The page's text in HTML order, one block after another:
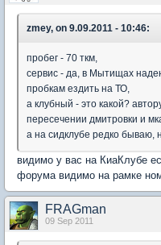
zmey, on 9.09.2011 - 10:46:
пробег - 70 ткм,
сервис - да, в Мытищах
пробкам ездить на ТО,
а клубный - это какой?
пересечении дмитровки и
а на сидклубе редко бываю,
видимо у вас на КиаКлубе
форума видимо на рамке
FRAGman
09 Sep 2011